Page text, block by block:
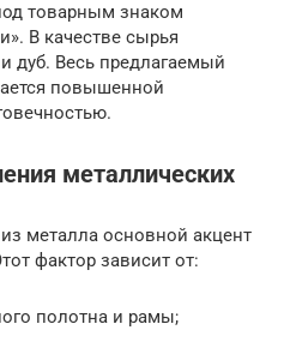
товарным знаком
В качестве сырья
дуб. Весь предлагаемый
повышенной
металлических
металла основной акцент
фактор зависит от:
полотна и рамы;